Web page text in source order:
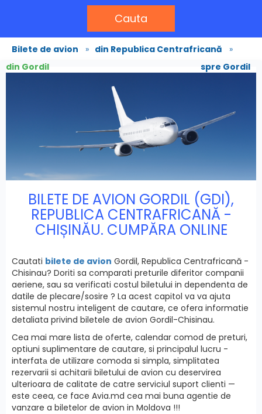
Cauta
Bilete de avion » din Republica Centrafricană »
din Gordil
spre Gordil
BILETE DE AVION GORDIL (GDI),
REPUBLICA CENTRAFRICANĂ -
CHIȘINĂU. CUMPĂRA ONLINE
Cautati bilete de avion Gordil, Republica Centrafricană -
Chisinau? Doriti sa comparati preturile diferitor companii
aeriene, sau sa verificati costul biletului in dependenta de
datile de plecare/sosire ? La acest capitol va va ajuta
sistemul nostru inteligent de cautare, ce ofera informatie
detaliata privind biletele de avion Gordil-Chisinau.
Cea mai mare lista de oferte, calendar comod de preturi,
optiuni suplimentare de cautare, si principalul lucru -
interfatа de utilizare comoda si simpla, simplitatea
rezervarii si achitarii biletului de avion cu deservirea
ulterioara de calitate de catre serviciul suport clienti —
este ceea, ce face Avia.md cea mai buna agentie de
vanzare a biletelor de avion in Moldova !!!